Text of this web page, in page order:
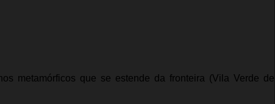
metamórficos que se estende da fronteira (Vila Verde de